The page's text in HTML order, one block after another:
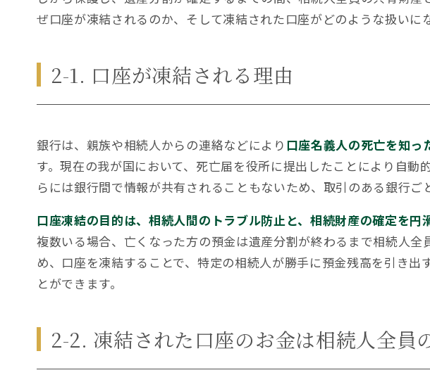
ぜ口座が凍結されるのか、そして凍結された口座がどのような扱いに
2-1. 口座が凍結される理由
銀行は、親族や相続人からの連絡などにより 口座名義人の死亡を知っ
す。現在の我が国において、死亡届を役所に提出したことにより自動
らには銀行間で情報が共有されることもないため、取引のある銀行ご
口座凍結の目的は、相続人間のトラブル防止と、相続財産の確定を円
複数いる場合、亡くなった方の預金は遺産分割が終わるまで相続人
め、口座を凍結することで、特定の相続人が勝手に預金残高を引き出
とができます。
2-2. 凍結された口座のお金は相続人全員